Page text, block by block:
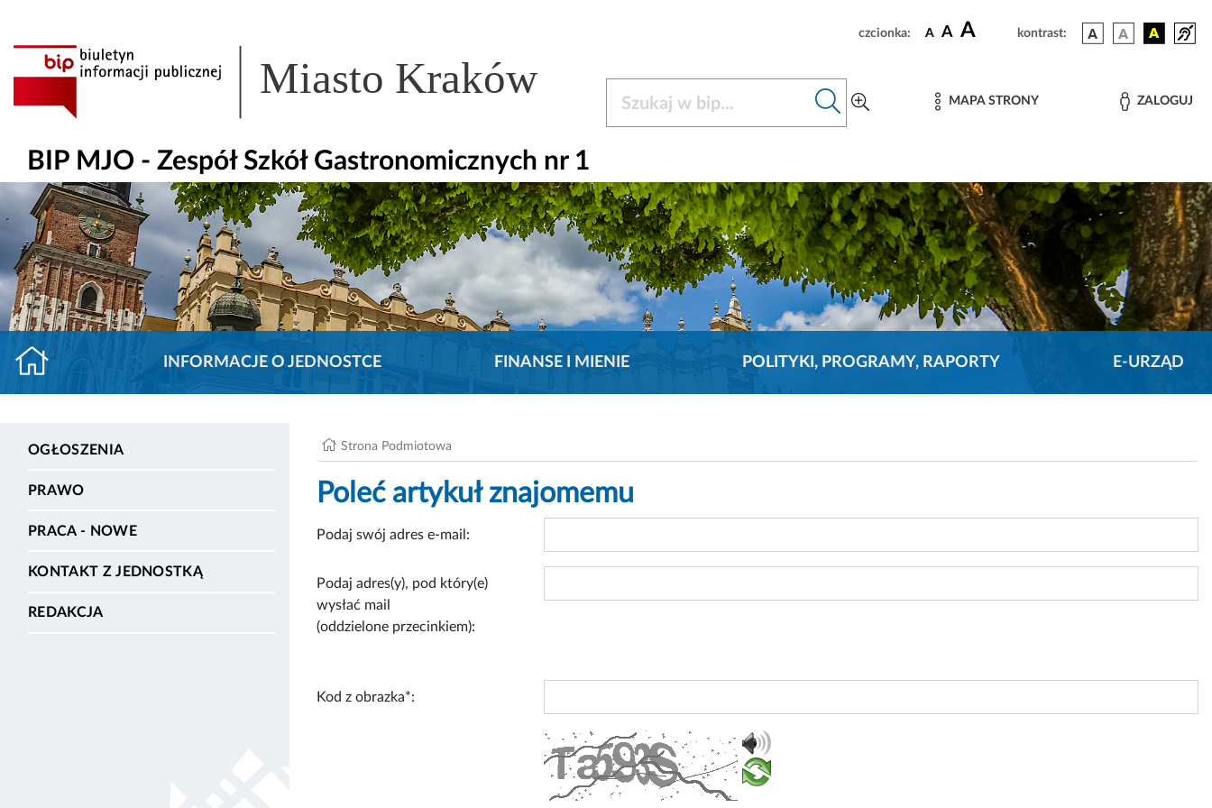
czcionka: A A A kontrast:
Miasto Kraków MAPA STRONY ZALOGUJ
BIP MJO - Zespół Szkół Gastronomicznych nr 1
INFORMACJE O JEDNOSTCE FINANSE I MIENIE POLITYKI, PROGRAMY, RAPORTY E-URZĄD
OGŁOSZENIA
PRAWO
PRACA - NOWE
KONTAKT Z JEDNOSTKĄ
REDAKCJA
Strona Podmiotowa
Poleć artykuł znajomemu
Podaj swój adres e-mail:
Podaj adres(y), pod który(e)
wysłać mail
(oddzielone przecinkiem):
Kod z obrazka*: